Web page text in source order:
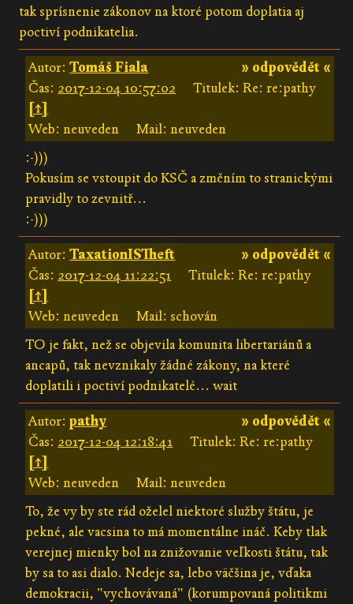
tak sprísnenie zákonov na ktoré potom doplatia aj
poctiví podnikatelia.
» odpovědět «
Autor:Tomáš Fiala
Čas: 2017-12-04 10:57:02
Titulek: Re: re:pathy
[↑]
Web: neuveden
Mail: neuveden
:-)))
Pokusím se vstoupit do KSČ a změním to stranickými
pravidly to zevnitř...
:-)))
» odpovědět «
Autor:TaxationISTheft
Čas: 2017-12-04 11:22:51
Titulek: Re: re:pathy
[↑]
Web: neuveden
Mail: schován
TO je fakt, než se objevila komunita libertariánů a
ancapů, tak nevznikaly žádné zákony, na které
doplatili i poctiví podnikatelé... wait
» odpovědět «
Autor:pathy
Čas: 2017-12-04 12:18:41
Titulek: Re: re:pathy
[↑]
Web: neuveden
Mail: neuveden
To, že vy by ste rád oželel niektoré služby štátu, je
pekné, ale vacsina to má momentálne ináč. Keby tlak
verejnej mienky bol na znižovanie veľkosti štátu, tak
by sa to asi dialo. Nedeje sa, lebo väčšina je, vďaka
demokracii, "vychovávaná" (korumpovaná politikmi